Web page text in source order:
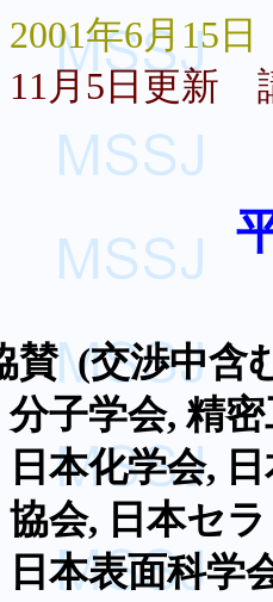
2001年6月15日
11月5日更新
賛 (交渉中含
分子学会, 精
日本化学会,
協会, 日本セ
日本表面科学